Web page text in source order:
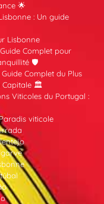
🌟
: Un guide
Lisbonne
Complet pour
🛡️
Complet du Plus
Capitale 🏛️
Viticoles du Portugal :
viticole